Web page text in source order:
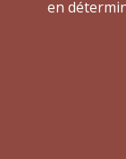
en